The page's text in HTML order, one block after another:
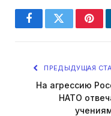
FacebookTwitter
ПРЕДЫДУЩАЯ
На агрессию
НАТО